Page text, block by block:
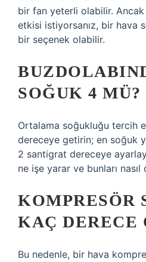
bir fan yeterli olabilir.
etkisi istiyorsanız, bir hava
bir seçenek olabilir.
SOĞUK 4 MÜ?
Ortalama soğukluğu tercih
dereceye getirin; en soğuk
2 santigrat dereceye
ne işe yarar ve bunları
KOMPRESÖR
KAÇ DERECE
Bu nedenle, bir hava